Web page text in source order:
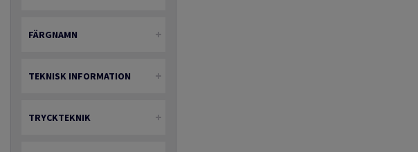
FÄRGNAMN
TEKNISK INFORMATION
TRYCKTEKNIK